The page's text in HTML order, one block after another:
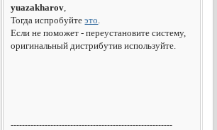
yuazakharov,
Тогда испробуйтеэто.
Если не поможет - переустановите систему,
оригинальный дистрибутив используйте.
---------------------------------------------------------